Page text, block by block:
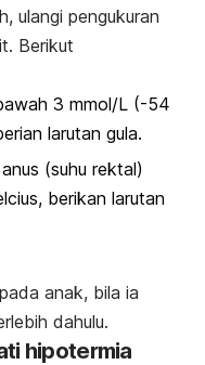
ulangi pengukuran
Berikut
3 mmol/L (-54
larutan gula.
(suhu rektal)
berikan larutan
anak, bila ia
dahulu.
hipotermia